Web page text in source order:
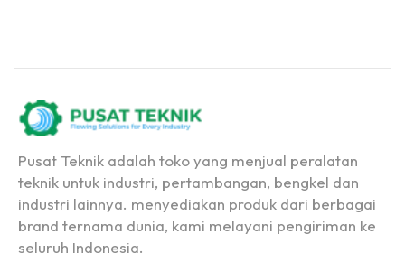
Pusat Teknik adalah toko yang menjual peralatan
teknik untuk industri, pertambangan, bengkel dan
industri lainnya. menyediakan produk dari berbagai
brand ternama dunia, kami melayani pengiriman ke
seluruh Indonesia.